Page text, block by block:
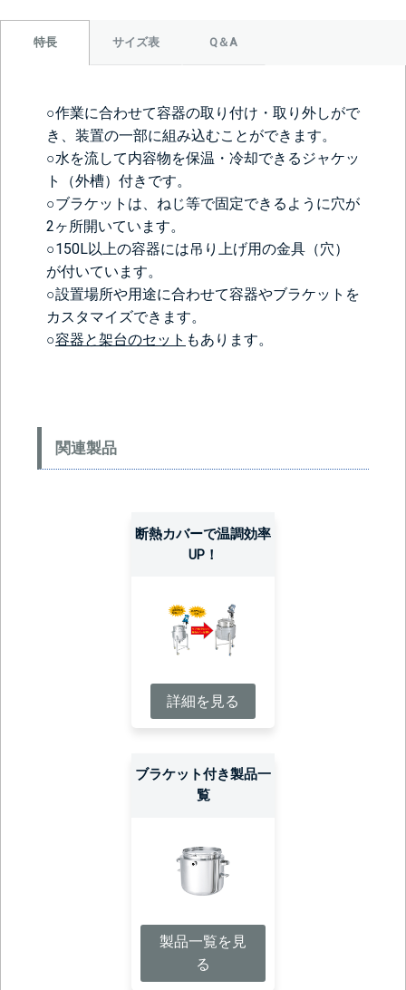
特長 サイズ表 Q＆A
○作業に合わせて容器の取り付け・取り外しがで
き、装置の一部に組み込むことができます。
○水を流して内容物を保温・冷却できるジャケッ
ト（外槽）付きです。
○ブラケットは、ねじ等で固定できるように穴が
2ヶ所開いています。
○150L以上の容器には吊り上げ用の金具（穴）
が付いています。
○設置場所や用途に合わせて容器やブラケットを
カスタマイズできます。
○容器と架台のセット もあります。
関連製品
断熱カバーで温調効率
UP！
詳細を見る
ブラケット付き製品一
覧
製品一覧を見
る